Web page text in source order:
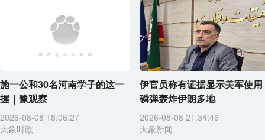
施一公和30名河南学子的这一
握｜豫观察
2026-08-08 18:06:27
大象时政
伊官员称有证据显示美军使用
磷弹轰炸伊朗多地
2026-08-08 21:34:46
大象新闻